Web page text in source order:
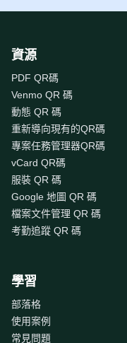
資源
PDF QR碼
Venmo QR 碼
動態 QR 碼
重新導向現有的QR碼
專案任務管理器QR碼
vCard QR碼
服裝 QR 碼
Google 地圖 QR 碼
檔案文件管理 QR 碼
考勤追蹤 QR 碼
學習
部落格
使用案例
常見問題